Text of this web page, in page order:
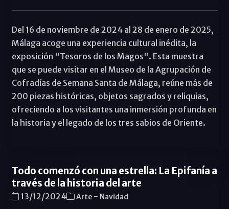
Del 16 de noviembre de 2024 al 28 de enero de 2025,
Málaga acoge una experiencia cultural inédita, la
exposición "Tesoros de los Magos". Esta muestra
que se puede visitar en el Museo de la Agrupación de
Cofradías de Semana Santa de Málaga, reúne más de
200 piezas históricas, objetos sagrados y reliquias,
ofreciendo a los visitantes una inmersión profunda en
la historia y el legado de los tres sabios de Oriente.
Todo comenzó con una estrella: La Epifanía a
través de la historia del arte
13/12/2024 Arte - Navidad